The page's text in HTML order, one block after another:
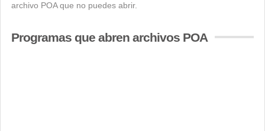
archivo POA que no puedes abrir.
Programas que abren archivos POA